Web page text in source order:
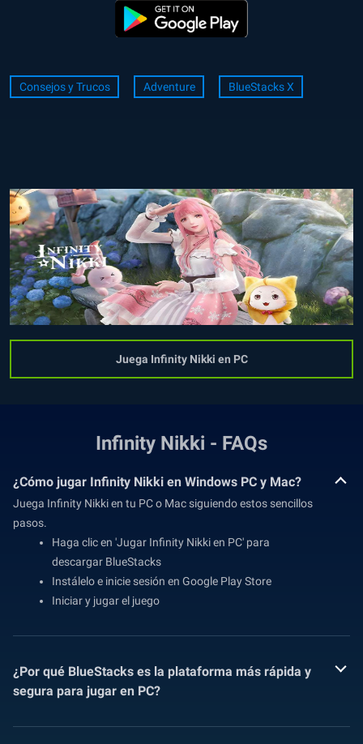
Consejos y Trucos Adventure BlueStacks X
Juega Infinity Nikki en PC
Infinity Nikki - FAQs
¿Cómo jugar Infinity Nikki en Windows PC y Mac?
Juega Infinity Nikki en tu PC o Mac siguiendo estos sencillos
pasos.
Haga clic en 'Jugar Infinity Nikki en PC' para
descargar BlueStacks
Instálelo e inicie sesión en Google Play Store
Iniciar y jugar el juego
¿Por qué BlueStacks es la plataforma más rápida y
segura para jugar en PC?